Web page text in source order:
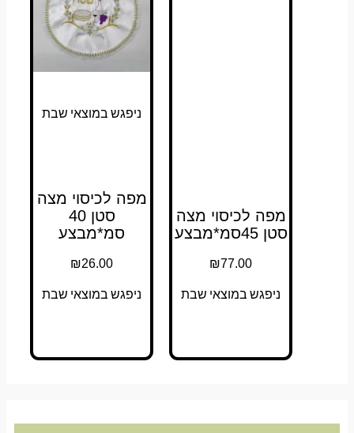
מפה לכיסוי מצה
סטן 45סמ*מבצע
₪77.00
ניפגש במוצאי שבת
ניפגש במוצאי שבת
מפה לכיסוי מצה
סטן 40
סמ*מבצע
₪26.00
ניפגש במוצאי שבת